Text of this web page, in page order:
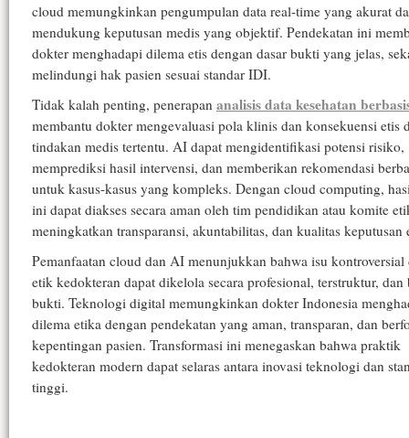
cloud memungkinkan pengumpulan data real-time yang akurat
mendukung keputusan medis yang objektif. Pendekatan ini
dokter menghadapi dilema etis dengan dasar bukti yang jelas,
melindungi hak pasien sesuai standar IDI.
Tidak kalah penting, penerapan analisis data kesehatan
membantu dokter mengevaluasi pola klinis dan konsekuensi etis
tindakan medis tertentu. AI dapat mengidentifikasi potensi risiko,
memprediksi hasil intervensi, dan memberikan rekomendasi
untuk kasus-kasus yang kompleks. Dengan cloud computing,
ini dapat diakses secara aman oleh tim pendidikan atau komite
meningkatkan transparansi, akuntabilitas, dan kualitas keputusan
Pemanfaatan cloud dan AI menunjukkan bahwa isu kontroversial
etik kedokteran dapat dikelola secara profesional, terstruktur, dan
bukti. Teknologi digital memungkinkan dokter Indonesia
dilema etika dengan pendekatan yang aman, transparan, dan
kepentingan pasien. Transformasi ini menegaskan bahwa praktik
kedokteran modern dapat selaras antara inovasi teknologi dan
tinggi.